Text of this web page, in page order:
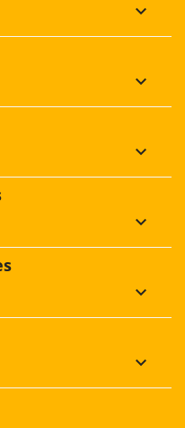
keyboard_arrow_down
keyboard_arrow_down
keyboard_arrow_down
keyboard_arrow_down
keyboard_arrow_down
keyboard_arrow_down